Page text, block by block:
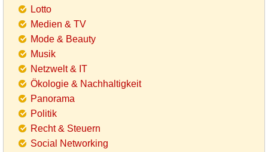
Lotto
Medien & TV
Mode & Beauty
Musik
Netzwelt & IT
Ökologie & Nachhaltigkeit
Panorama
Politik
Recht & Steuern
Social Networking